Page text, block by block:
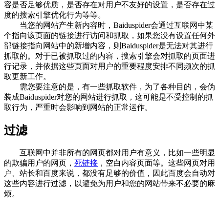
容是否足够优质，是否存在对用户不友好的设置，是否存在过
度的搜索引擎优化行为等等。
当您的网站产生新内容时，Baiduspider会通过互联网中某
个指向该页面的链接进行访问和抓取，如果您没有设置任何外
部链接指向网站中的新增内容，则Baiduspider是无法对其进行
抓取的。对于已被抓取过的内容，搜索引擎会对抓取的页面进
行记录，并依据这些页面对用户的重要程度安排不同频次的抓
取更新工作。
需您要注意的是，有一些抓取软件，为了各种目的，会伪
装成Baiduspider对您的网站进行抓取，这可能是不受控制的抓
取行为，严重时会影响到网站的正常运作。
过滤
互联网中并非所有的网页都对用户有意义，比如一些明显
的欺骗用户的网页， 死链接 ，空白内容页面等。这些网页对用
户、站长和百度来说，都没有足够的价值，因此百度会自动对
这些内容进行过滤，以避免为用户和您的网站带来不必要的麻
烦。